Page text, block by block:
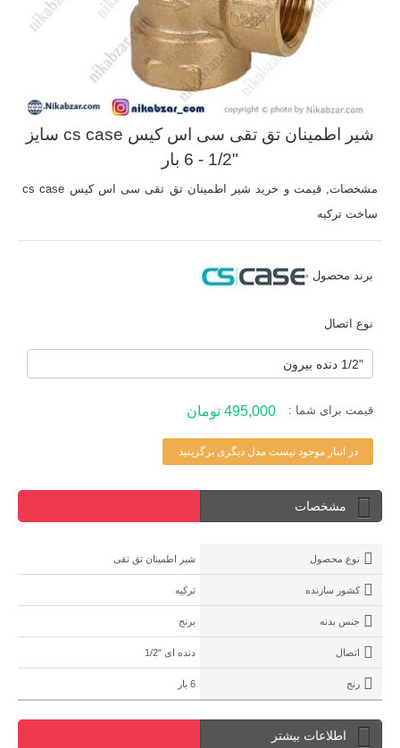
شیر اطمینان تق تقی سی اس کیس cs case سایز
"1/2 - 6 بار
مشخصات, قیمت و خرید شیر اطمینان تق تقی سی اس کیس cs case
ساخت ترکیه
برند محصول
نوع اتصال
قیمت برای شما : 495,000 تومان
در انبار موجود نیست مدل دیگری برگزینید
مشخصات
نوع محصول شیر اطمینان تق تقی
کشور سازنده ترکیه
جنس بدنه برنج
اتصال دنده ای "1/2
رنج 6 بار
اطلاعات بیشتر